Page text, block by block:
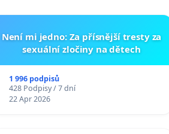
Není mi jedno: Za přísnější tresty za
sexuální zločiny na dětech
1 996 podpisů
428 Podpisy / 7 dní
22 Apr 2026